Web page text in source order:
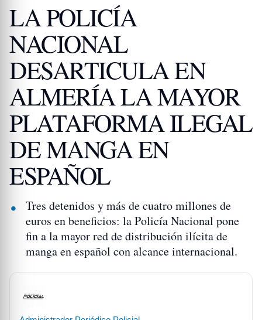
LA POLICÍA
NACIONAL
DESARTICULA EN
ALMERÍA LA MAYOR
PLATAFORMA ILEGAL
DE MANGA EN
ESPAÑOL
Tres detenidos y más de cuatro millones de
euros en beneficios: la Policía Nacional pone
fin a la mayor red de distribución ilícita de
manga en español con alcance internacional.